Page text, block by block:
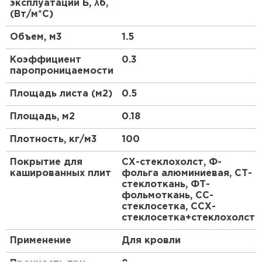
пароизоляции и ветрозащиты утеплителя, а
также при утеплении производственных зданий
изнутри.
эксплуатации Б, λб,
(Вт/м*С)
Объем, м3 1.5
Коэффициент
паропроницаемости
0.3
Площадь листа (м2) 0.5
Площадь, м2 0.18
Плотность, кг/м3 100
Покрытие для
кашированных плит
СХ-стеклохолст, Ф-
фольга алюминиевая, СТ-
стеклоткань, ФТ-
фольмоткань, СС-
стеклосетка, ССХ-
стеклосетка+стеклохолст
Применение Для кровли
Утеплитель Isoroc
ПЕРЕЙТИ
Утеплитель Isover
ПЕРЕЙТИ
Утеплитель Paroc
ПЕРЕЙТИ
Утеплитель Penoplex
ПЕРЕЙТИ